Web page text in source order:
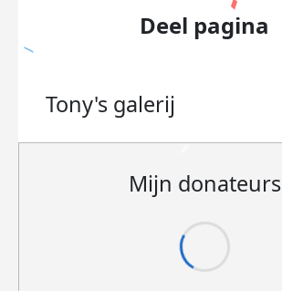
Deel pagina
Tony's galerij
Mijn donateurs